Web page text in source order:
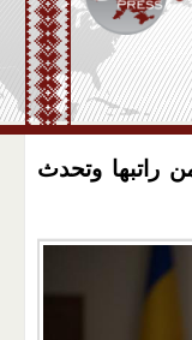
راتبها وتحدث